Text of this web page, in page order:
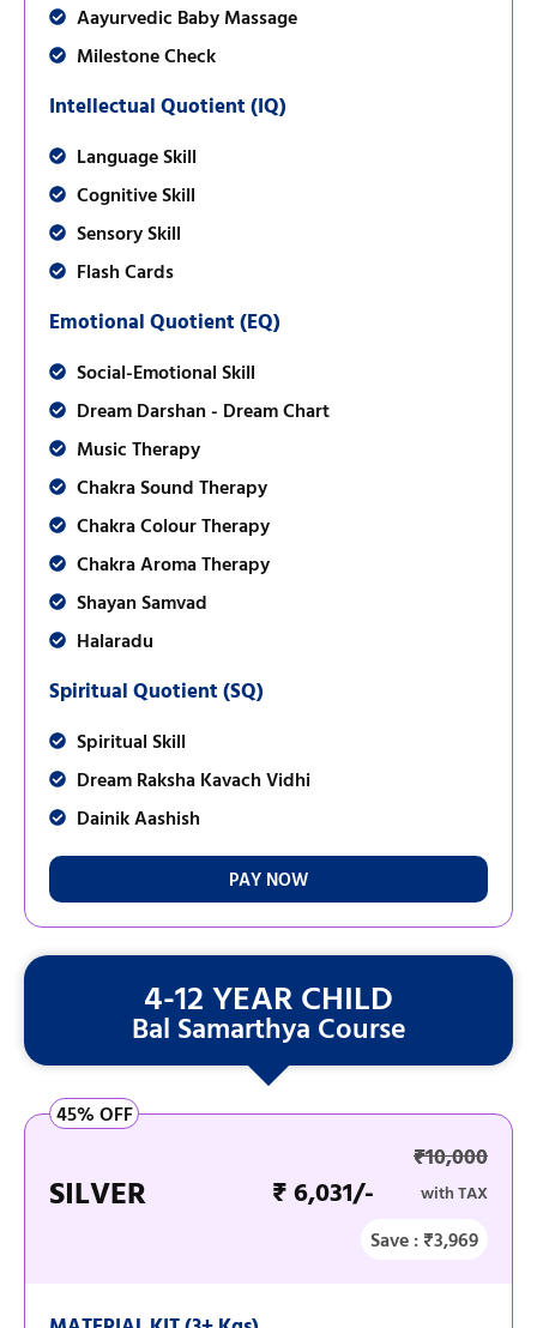
Aayurvedic Baby Massage
Milestone Check
Intellectual Quotient (IQ)
Language Skill
Cognitive Skill
Sensory Skill
Flash Cards
Emotional Quotient (EQ)
Social-Emotional Skill
Dream Darshan - Dream Chart
Music Therapy
Chakra Sound Therapy
Chakra Colour Therapy
Chakra Aroma Therapy
Shayan Samvad
Halaradu
Spiritual Quotient (SQ)
Spiritual Skill
Dream Raksha Kavach Vidhi
Dainik Aashish
PAY NOW
4-12 YEAR CHILD
Bal Samarthya Course
45% OFF
₹10,000
SILVER ₹ 6,031/- with TAX
Save : ₹3,969